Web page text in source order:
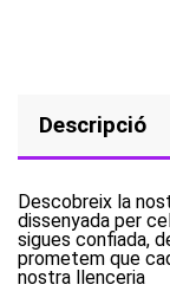
Descripció
Descobreix la
dissenyada per
sigues confiada,
prometem que
nostra llenceria